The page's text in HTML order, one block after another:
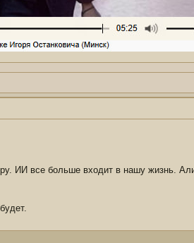
ИИ все больше входит в нашу жизнь.